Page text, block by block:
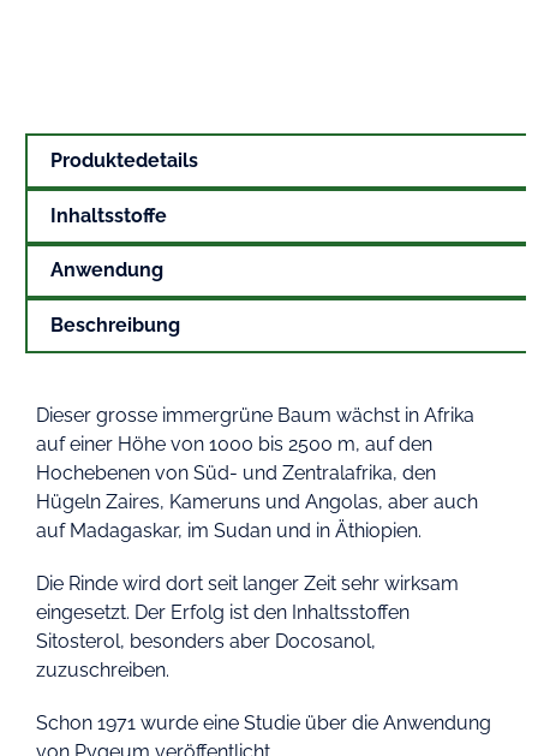
Produktedetails
Inhaltsstoffe
Anwendung
Beschreibung
Dieser grosse immergrüne Baum wächst in Afrika
auf einer Höhe von 1000 bis 2500 m, auf den
Hochebenen von Süd- und Zentralafrika, den
Hügeln Zaires, Kameruns und Angolas, aber auch
auf Madagaskar, im Sudan und in Äthiopien.
Die Rinde wird dort seit langer Zeit sehr wirksam
eingesetzt. Der Erfolg ist den Inhaltsstoffen
Sitosterol, besonders aber Docosanol,
zuzuschreiben.
Schon 1971 wurde eine Studie über die Anwendung